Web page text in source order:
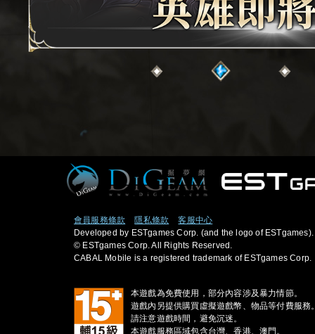
會員服務條款 隱私條款
客服中心
Developed by ESTgames Corp. (and the logo of ESTgames).
© ESTgames Corp. All Rights Reserved.
CABAL Mobile is a registered trademark of ESTgames Corp.
本遊戲為免費使用，部分內容涉及暴力情節。
遊戲內另提供購買虛擬遊戲幣、物品等付費服務
請注意遊戲時間，避免沉迷。
本遊戲服務區域包含台灣、香港、澳門。